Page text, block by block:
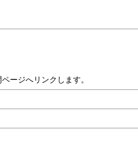
ージへリンクします。